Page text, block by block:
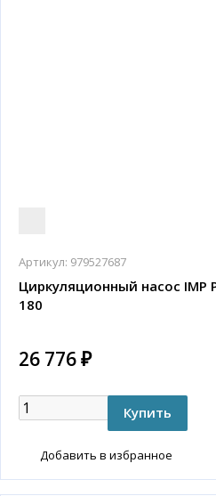
Артикул: 979527687
Циркуляционный насос IMP
180
26 776 ₽
Добавить в избранное